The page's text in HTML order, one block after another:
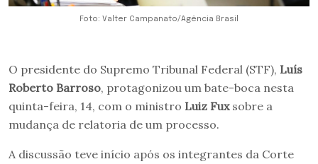
Foto: Valter Campanato/Agência Brasil
O presidente do Supremo Tribunal Federal (STF), Luís
Roberto Barroso, protagonizou um bate-boca nesta
quinta-feira, 14, com o ministro Luiz Fuxsobre a
mudança de relatoria de um processo.
A discussão teve início após os integrantes da Corte